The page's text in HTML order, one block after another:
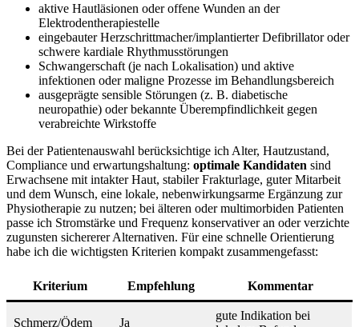
aktive⁣ Hautläsionen oder offene Wunden an der⁣
Elektrodentherapiestelle
eingebauter Herzschrittmacher/implantierter Defibrillator⁢ oder
schwere ‌kardiale Rhythmusstörungen
Schwangerschaft (je nach Lokalisation) und ​aktive
infektionen oder maligne Prozesse ‌im⁤ Behandlungsbereich
ausgeprägte sensible Störungen (z. B. diabetische
‍neuropathie) ⁣oder bekannte Überempfindlichkeit ​gegen
verabreichte Wirkstoffe
Bei der Patientenauswahl berücksichtige ich Alter, Hautzustand,
Compliance und erwartungshaltung: optimale Kandidaten sind
Erwachsene mit intakter ⁤Haut, stabiler Frakturlage, ⁣guter Mitarbeit
und dem⁢ Wunsch, eine ​lokale, nebenwirkungsarme Ergänzung zur
Physiotherapie‍ zu nutzen; bei älteren oder multimorbiden Patienten​
passe ich Stromstärke und Frequenz⁤ konservativer an oder ‌verzichte
zugunsten sichererer Alternativen. Für ⁤eine schnelle Orientierung
habe ⁤ich die wichtigsten Kriterien ‍kompakt zusammengefasst:
Kriterium Empfehlung Kommentar
Schmerz/Ödem Ja
gute Indikation bei⁢